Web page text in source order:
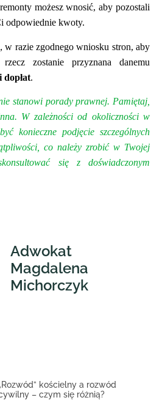
możesz wnosić, aby pozostali
odpowiednie kwoty.
w razie zgodnego wniosku stron, aby
zostanie przyznana danemu
dopłat.
stanowi porady prawnej. Pamiętaj,
W zależności od okoliczności w
konieczne podjęcie szczególnych
co należy zrobić w Twojej
się z doświadczonym
Adwokat
Magdalena
Michorczyk
kościelny a rozwód
– czym się różnią?